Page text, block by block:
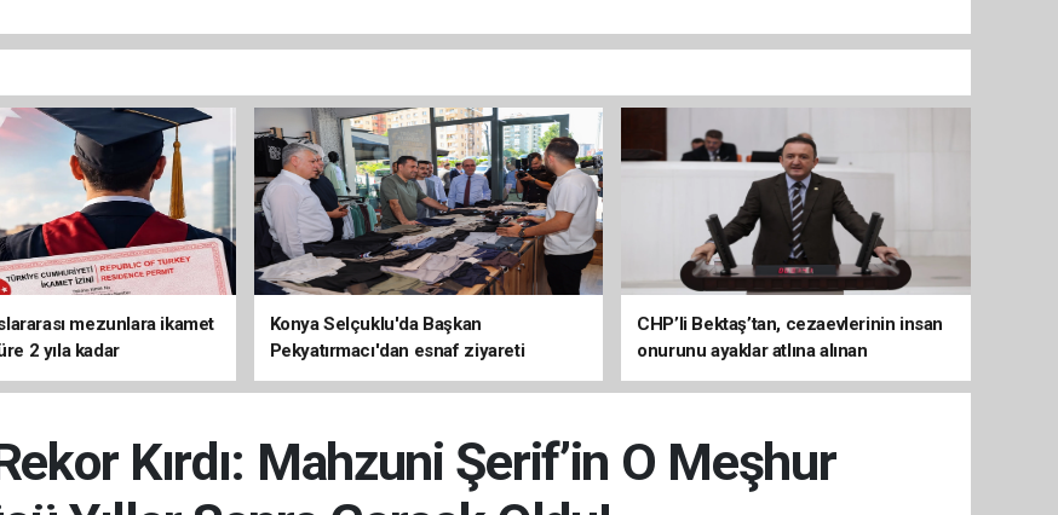
mezunlara ikamet
2 yıla kadar
Konya Selçuklu'da Başkan
Pekyatırmacı'dan esnaf ziyareti
CHP’li Bektaş’tan, cezaevlerinin insan
onurunu ayaklar atlına alınan
mekânlara dönüşmesine tepki
Kırdı: Mahzuni Şerif’in O Meşhur